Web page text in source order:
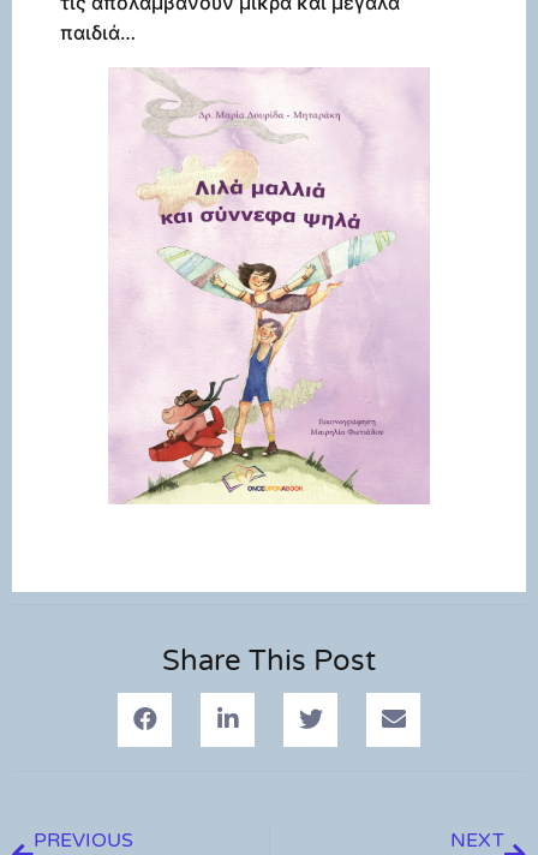
παιδιά…
Share This Post
PREVIOUS NEXT